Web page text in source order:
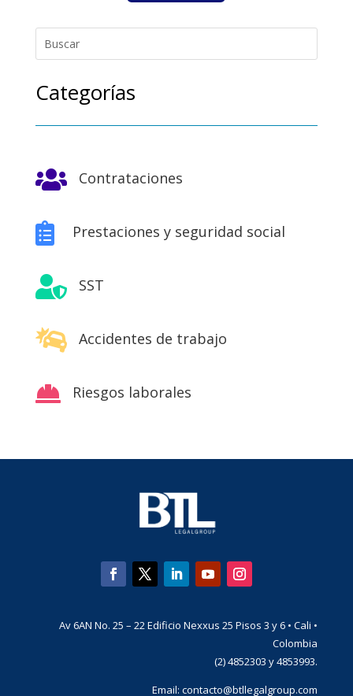
Categorías
 Contrataciones
 Prestaciones y seguridad social
 SST
 Accidentes de trabajo
 Riesgos laborales
Av 6AN No. 25 – 22 Edificio Nexxus 25 Pisos 3 y 6 • Cali •
Colombia
(2) 4852303 y 4853993.
Email: contacto@btllegalgroup.com